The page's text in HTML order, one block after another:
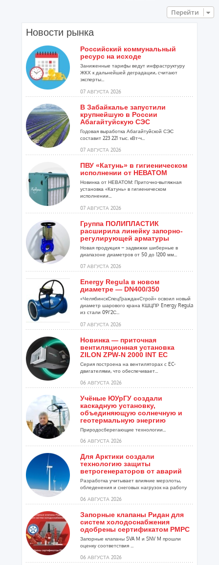
Перейти
Новости рынка
Российский коммунальный
ресурс на исходе
Заниженные тарифы ведут инфраструктуру
ЖКХ к дальнейшей деградации, считают
эксперты...
07 АВГУСТА 2026
В Забайкалье запустили
крупнейшую в России
Абагайтуйскую СЭС
Годовая выработка Абагайтуйской СЭС
составит 223 221 тыс. кВт-ч...
07 АВГУСТА 2026
ПВУ «Катунь» в гигиеническом
исполнении от НЕВАТОМ
Новинка от НЕВАТОМ: Приточно-вытяжная
установка «Катунь» в гигиеническом
исполнении...
07 АВГУСТА 2026
Группа ПОЛИПЛАСТИК
расширила линейку запорно-
регулирующей арматуры
Новая продукция – задвижки шиберные в
диапазоне диаметров от 50 до 1200 мм...
07 АВГУСТА 2026
Energy Regula в новом
диаметре — DN400/350
«ЧелябинскСпецГражданСтрой» освоил новый
диаметр шарового крана КШЦПР Energy Regula
из стали 09Г2С...
07 АВГУСТА 2026
Новинка — приточная
вентиляционная установка
ZILON ZPW-N 2000 INT EC
Серия построена на вентиляторах с EC-
двигателями, что обеспечивает...
06 АВГУСТА 2026
Учёные ЮУрГУ создали
каскадную установку,
объединяющую солнечную и
геотермальную энергию
Природосберегающие технологии...
06 АВГУСТА 2026
Для Арктики создали
технологию защиты
ветрогенераторов от аварий
Разработка учитывает влияние мерзлоты,
обледенения и снеговых нагрузок на работу
06 АВГУСТА 2026
Запорные клапаны Ридан для
систем холодоснабжения
одобрены сертификатом РМРС
Запорные клапаны SVA M и SNV M прошли
оценку соответствия ...
06 АВГУСТА 2026